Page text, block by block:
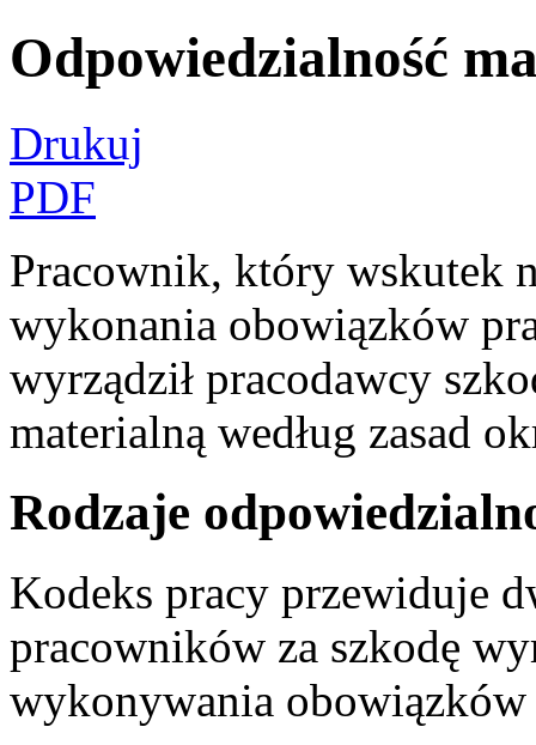
Odpowiedzialność
Drukuj
PDF
Pracownik, który wskutek
wykonania obowiązków
wyrządził pracodawcy
materialną według zasad
Rodzaje
Kodeks pracy przewiduje
pracowników za szkodę
wykonywania